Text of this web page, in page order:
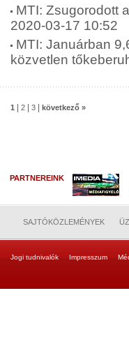
MTI: Zsugorodott
2020-03-17 10:52
MTI: Januárban
közvetlen
1 2 3 következő »
PARTNEREINK
SAJTÓKÖZLEMÉNYEK
Jogi tudnivalók Impresszum